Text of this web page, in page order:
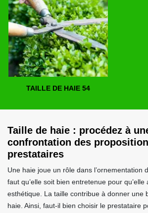
TAILLE DE HAIE 54
Taille de haie : procédez à
confrontation des
prestataires
Une haie joue un rôle dans l’ornementation
faut qu’elle soit bien entretenue pour
esthétique. La taille contribue à donner une
haie. Ainsi, faut-il bien choisir le prestataire